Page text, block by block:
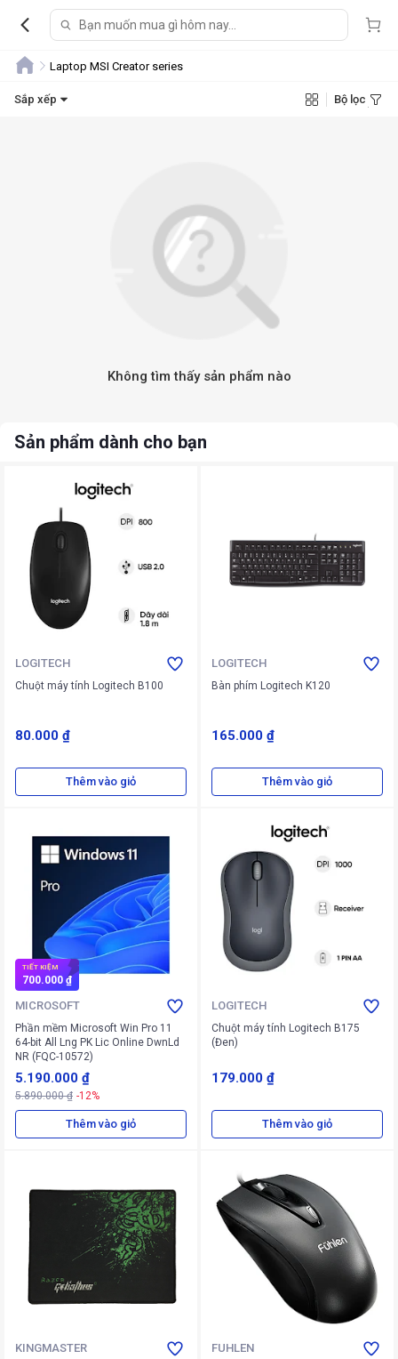
Laptop MSI Creator series
Sắp xếp Bộ lọc
Không tìm thấy sản phẩm nào
Sản phẩm dành cho bạn
LOGITECH
Chuột máy tính Logitech B100
80.000 ₫
Thêm vào giỏ
LOGITECH
Bàn phím Logitech K120
165.000 ₫
Thêm vào giỏ
TIẾT KIỆM
700.000 ₫
MICROSOFT
Phần mềm Microsoft Win Pro 11
64-bit All Lng PK Lic Online DwnLd
NR (FQC-10572)
5.190.000 ₫
5.890.000 ₫ -12%
Thêm vào giỏ
LOGITECH
Chuột máy tính Logitech B175
(Đen)
179.000 ₫
Thêm vào giỏ
KINGMASTER FUHLEN